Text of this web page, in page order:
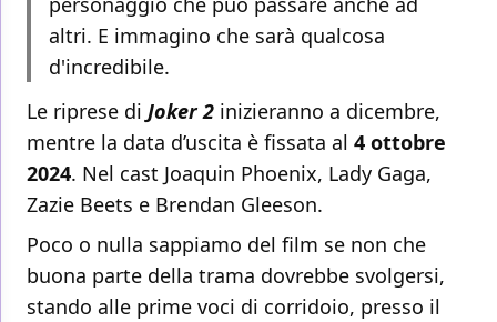
altri. E immagino che sarà qualcosa
d'incredibile.
Le riprese di Joker 2 inizieranno a dicembre,
mentre la data d’uscita è fissata al 4 ottobre
2024. Nel cast Joaquin Phoenix, Lady Gaga,
Zazie Beets e Brendan Gleeson.
Poco o nulla sappiamo del film se non che
buona parte della trama dovrebbe svolgersi,
stando alle prime voci di corridoio, presso il